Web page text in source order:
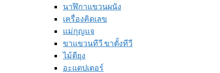
นาฬิกาแขวนผนัง
เครื่องคิดเลข
แม่กุญแจ
ขาแขวนทีวี ขาตั้งทีวี
ไม้ตียุง
อะแดปเตอร์